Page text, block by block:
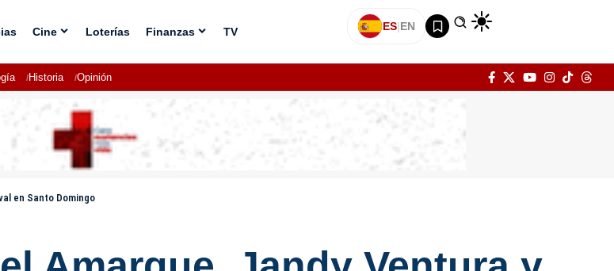
Cine Loterías Finanzas TV ES|EN
Historia Opinión
en Santo Domingo